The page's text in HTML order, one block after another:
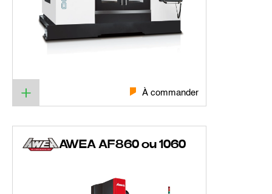
À commander
AWEA AF860 ou 1060